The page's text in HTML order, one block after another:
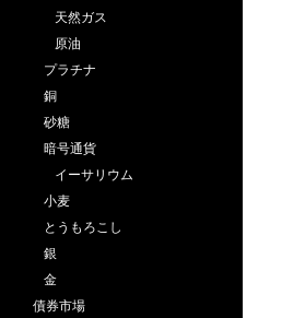
天然ガス
原油
プラチナ
銅
砂糖
暗号通貨
イーサリウム
小麦
とうもろこし
銀
金
債券市場